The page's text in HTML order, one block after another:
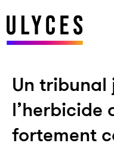
Un tribunal
l’herbicide
fortement